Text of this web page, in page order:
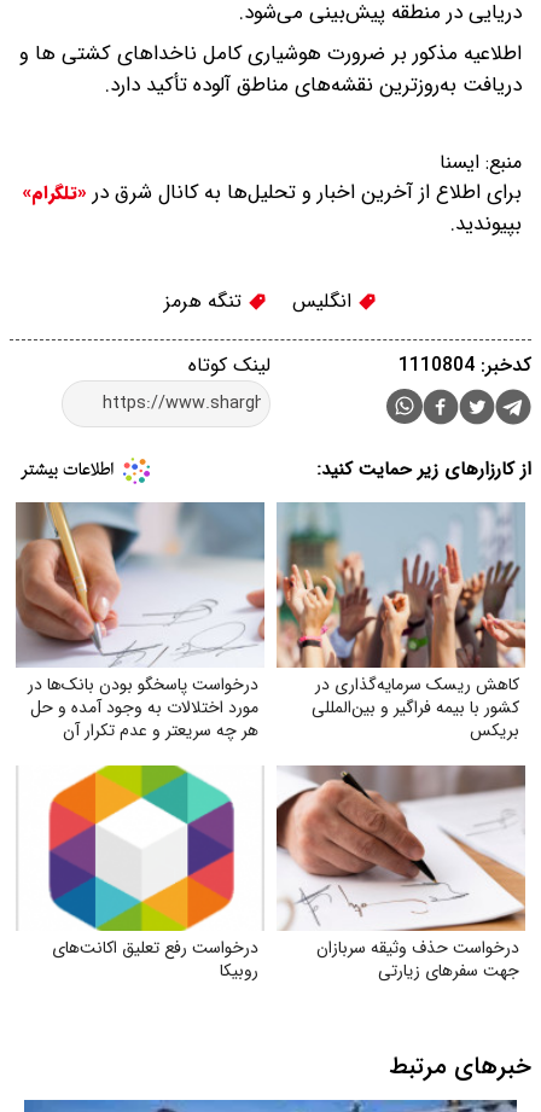
دریایی در منطقه پیش‌بینی می‌شود.
اطلاعیه مذکور بر ضرورت هوشیاری کامل ناخداهای کشتی ها و
دریافت به‌روزترین نقشه‌های مناطق آلوده تأکید دارد.
منبع: ایسنا
برای اطلاع از آخرین اخبار و تحلیل‌ها به کانال شرق در «تلگرام»
بپیوندید.
انگلیس تنگه هرمز
لینک کوتاه کدخبر: 1110804
از کارزارهای زیر حمایت کنید:
کاهش ریسک سرمایه‌گذاری در
کشور با بیمه فراگیر و بین‌المللی
بریکس
درخواست پاسخگو بودن بانک‌ها در
مورد اختلالات به وجود آمده و حل
هر چه سریعتر و عدم تکرار آن
درخواست حذف وثیقه سربازان
جهت سفرهای زیارتی
درخواست رفع تعلیق اکانت‌های
روبیکا
خبرهای مرتبط